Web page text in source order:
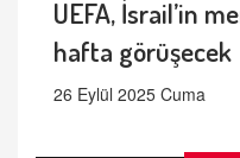
UEFA, İsrail’in
hafta görüşecek
26 Eylül 2025 Cuma